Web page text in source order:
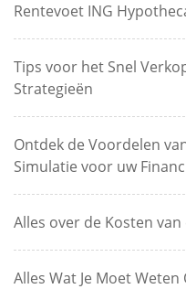
Rentevoet ING
Tips voor het Snel
Strategieën
Ontdek de Voordelen
Simulatie voor uw
Alles over de Kosten
Alles Wat Je Moet